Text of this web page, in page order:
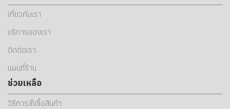
เกี่ยวกับเรา
บริการของเรา
ติดต่อเรา
แผนที่ร้าน
ช่วยเหลือ
วิธีการสั่งซื้อสินค้า